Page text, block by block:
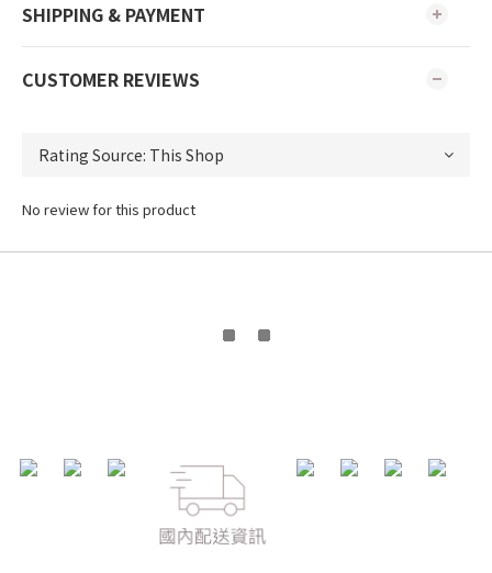
SHIPPING & PAYMENT
CUSTOMER REVIEWS
No review for this product